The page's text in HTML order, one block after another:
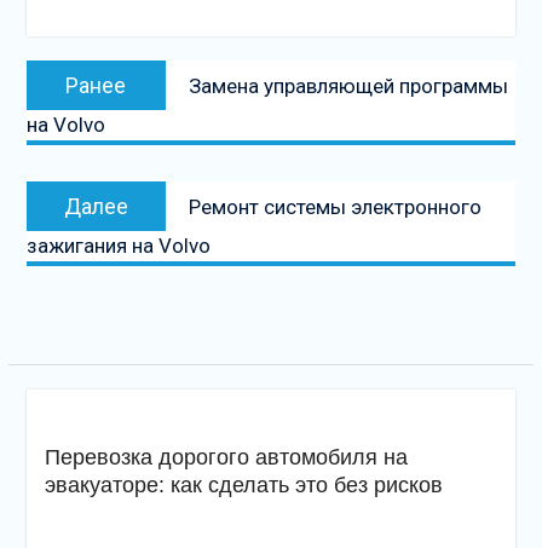
Навигация
записям
Ранее
Предыдущая
запись:
Замена управляющей программы
на Volvo
Далее
Следующая
запись
Ремонт системы электронного
зажигания на Volvo
Перевозка дорогого автомобиля на
эвакуаторе: как сделать это без рисков